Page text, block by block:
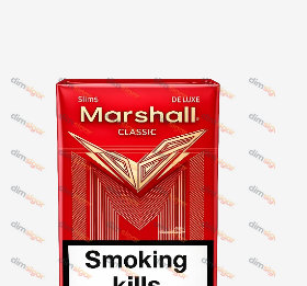
De Santis
MONUS
NERO
NERO
Гуцульскі